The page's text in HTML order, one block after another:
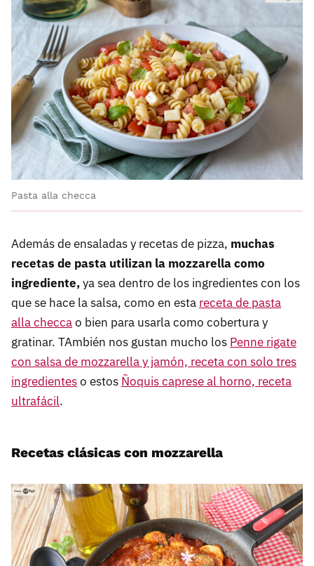
Pasta alla checca
Además de ensaladas y recetas de pizza, muchas
recetas de pasta utilizan la mozzarella como
ingrediente,ya sea dentro de los ingredientes con los
que se hace la salsa, como en esta receta de pasta
alla checcao bien para usarla como cobertura y
gratinar. TAmbién nos gustan mucho los Penne rigate
con salsa de mozzarella y jamón, receta con solo tres
ingredienteso estos Ñoquis caprese al horno, receta
ultrafácil.
Recetas clásicas con mozzarella